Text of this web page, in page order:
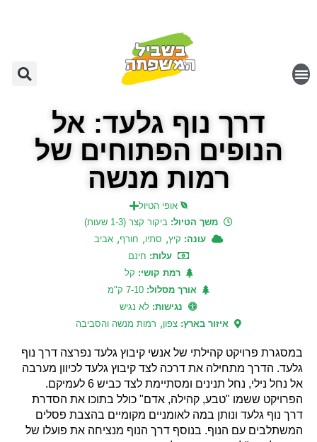
דרך נוף גלעד: אל
הנופים הפתוחים של
רמות מנשה
אופי הטיול
משך הטיול: ביקור קצר (1-3 שעות)
עונה: קיץ, סתיו, חורף, אביב
עלות: חינם
רמת קושי: קל
אורך מסלול: 7-10 ק"מ
נגישות: לא נגיש
איזור בארץ: צפון, רמות מנשה והסביבה
במסגרת פרויקט קהילתי של אנשי קיבוץ גלעד נפרצה דרך נוף
גלעד. הדרך מתחילה את דרכה לצד קיבוץ גלעד לכיוון מערבה
אל נחל נילי, נחל תנינים ומסתיימת לצד כביש 6 לעמיקם.
הפרויקט ששמו "טבע, קהילה, אדם" כולל בתוכו את הסדרת
דרך נוף גלעד ונותן במה לאומניים מקומיים בהצבת פסלים
המשתלבים עם הנוף. בנוסף דרך הנוף מנציחה את פועלו של